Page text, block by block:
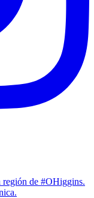
de #OHiggins.